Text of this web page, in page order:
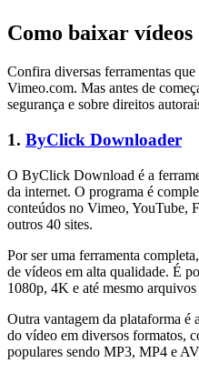
Como baixar vídeos
Confira diversas ferramentas
Vimeo.com. Mas antes de
segurança e sobre direitos
1. ByClick Downloader
O ByClick Download é a
da internet. O programa é
conteúdos no Vimeo, YouTube,
outros 40 sites.
Por ser uma ferramenta
de vídeos em alta qualidade. É
1080p, 4K e até mesmo
Outra vantagem da plataforma é
do vídeo em diversos formatos,
populares sendo MP3, MP4 e